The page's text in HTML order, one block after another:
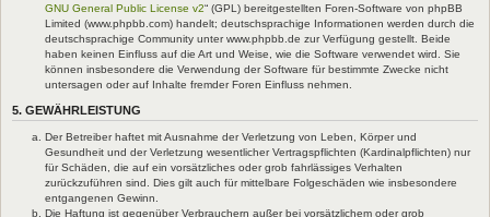
GNU General Public License v2“ (GPL) bereitgestellten Foren-Software von phpBB
Limited (www.phpbb.com) handelt; deutschsprachige Informationen werden durch die
deutschsprachige Community unter www.phpbb.de zur Verfügung gestellt. Beide
haben keinen Einfluss auf die Art und Weise, wie die Software verwendet wird. Sie
können insbesondere die Verwendung der Software für bestimmte Zwecke nicht
untersagen oder auf Inhalte fremder Foren Einfluss nehmen.
5. GEWÄHRLEISTUNG
Der Betreiber haftet mit Ausnahme der Verletzung von Leben, Körper und
Gesundheit und der Verletzung wesentlicher Vertragspflichten (Kardinalpflichten) nur
für Schäden, die auf ein vorsätzliches oder grob fahrlässiges Verhalten
zurückzuführen sind. Dies gilt auch für mittelbare Folgeschäden wie insbesondere
entgangenen Gewinn.
Die Haftung ist gegenüber Verbrauchern außer bei vorsätzlichem oder grob